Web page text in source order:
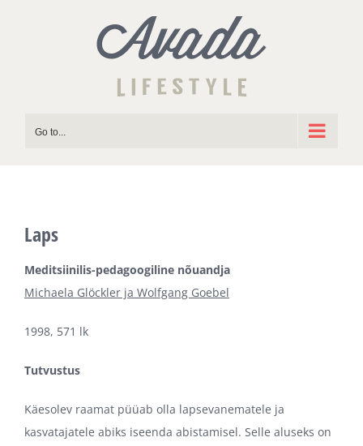
Go to...
Laps
Meditsiinilis-pedagoogiline nõuandja
Michaela Glöckler ja Wolfgang Goebel
1998, 571 lk
Tutvustus
Käesolev raamat püüab olla lapsevanematele ja
kasvatajatele abiks iseenda abistamisel. Selle aluseks on